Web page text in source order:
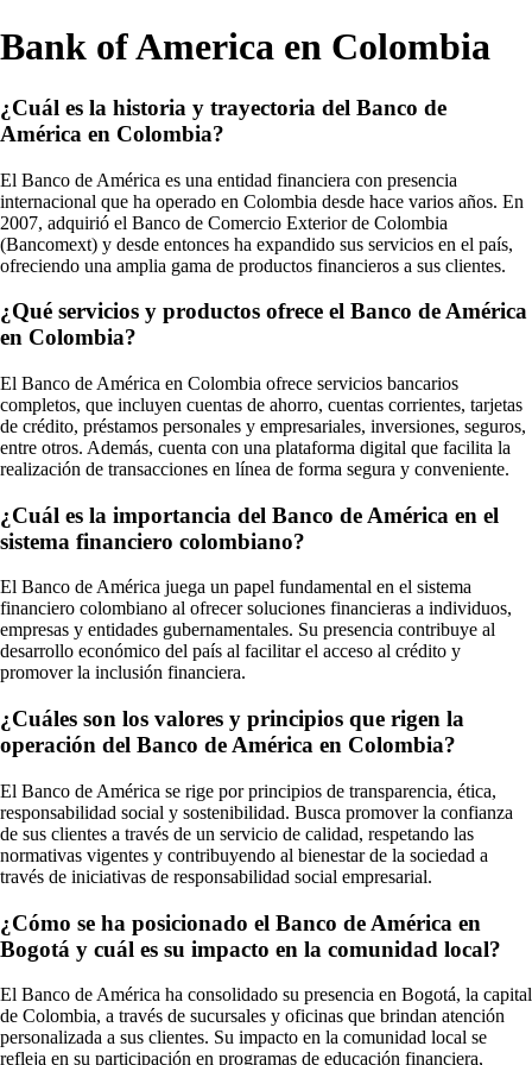
Bank of America en Colombia
¿Cuál es la historia y trayectoria del Banco de
América en Colombia?
El Banco de América es una entidad financiera con presencia
internacional que ha operado en Colombia desde hace varios años. En
2007, adquirió el Banco de Comercio Exterior de Colombia
(Bancomext) y desde entonces ha expandido sus servicios en el país,
ofreciendo una amplia gama de productos financieros a sus clientes.
¿Qué servicios y productos ofrece el Banco de América
en Colombia?
El Banco de América en Colombia ofrece servicios bancarios
completos, que incluyen cuentas de ahorro, cuentas corrientes, tarjetas
de crédito, préstamos personales y empresariales, inversiones, seguros,
entre otros. Además, cuenta con una plataforma digital que facilita la
realización de transacciones en línea de forma segura y conveniente.
¿Cuál es la importancia del Banco de América en el
sistema financiero colombiano?
El Banco de América juega un papel fundamental en el sistema
financiero colombiano al ofrecer soluciones financieras a individuos,
empresas y entidades gubernamentales. Su presencia contribuye al
desarrollo económico del país al facilitar el acceso al crédito y
promover la inclusión financiera.
¿Cuáles son los valores y principios que rigen la
operación del Banco de América en Colombia?
El Banco de América se rige por principios de transparencia, ética,
responsabilidad social y sostenibilidad. Busca promover la confianza
de sus clientes a través de un servicio de calidad, respetando las
normativas vigentes y contribuyendo al bienestar de la sociedad a
través de iniciativas de responsabilidad social empresarial.
¿Cómo se ha posicionado el Banco de América en
Bogotá y cuál es su impacto en la comunidad local?
El Banco de América ha consolidado su presencia en Bogotá, la capital
de Colombia, a través de sucursales y oficinas que brindan atención
personalizada a sus clientes. Su impacto en la comunidad local se
refleja en su participación en programas de educación financiera,